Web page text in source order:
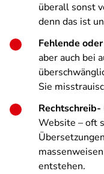
überall sonst
denn das ist
Fehlende
aber auch bei
Sie
Website – oft
entstehen.